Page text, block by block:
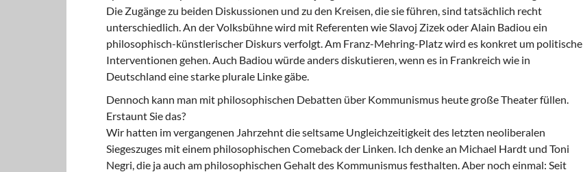
Die Zugänge zu beiden Diskussionen und zu den Kreisen, die sie führen, sind tatsächlich recht
unterschiedlich. An der Volksbühne wird mit Referenten wie Slavoj Zizek oder Alain Badiou ein
philosophisch-künstlerischer Diskurs verfolgt. Am Franz-Mehring-Platz wird es konkret um politische
Interventionen gehen. Auch Badiou würde anders diskutieren, wenn es in Frankreich wie in
Deutschland eine starke plurale Linke gäbe.
Dennoch kann man mit philosophischen Debatten über Kommunismus heute große Theater füllen.
Erstaunt Sie das?
Wir hatten im vergangenen Jahrzehnt die seltsame Ungleichzeitigkeit des letzten neoliberalen
Siegeszuges mit einem philosophischen Comeback der Linken. Ich denke an Michael Hardt und Toni
Negri, die ja auch am philosophischen Gehalt des Kommunismus festhalten. Aber noch einmal: Seit